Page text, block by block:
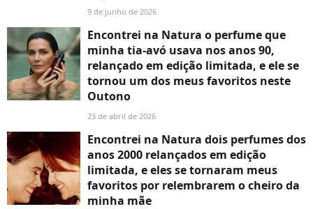
9 de junho de 2026
Encontrei na Natura o perfume que
minha tia-avó usava nos anos 90,
relançado em edição limitada, e ele se
tornou um dos meus favoritos neste
Outono
23 de abril de 2026
Encontrei na Natura dois perfumes dos
anos 2000 relançados em edição
limitada, e eles se tornaram meus
favoritos por relembrarem o cheiro da
minha mãe